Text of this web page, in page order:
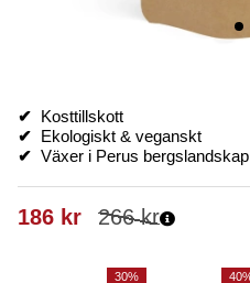
✔
Kosttillskott
✔
Ekologiskt & veganskt
✔ Växer i Perus bergslandskap
266kr
186 kr
30 40